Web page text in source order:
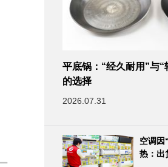
平底锅：“经久耐用”与“
的选择
2026.07.31
空调因
热：出